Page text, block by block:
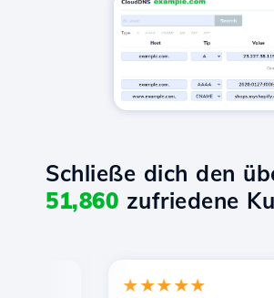
Schließe dich den
51,860 zufriedene
★★★★★